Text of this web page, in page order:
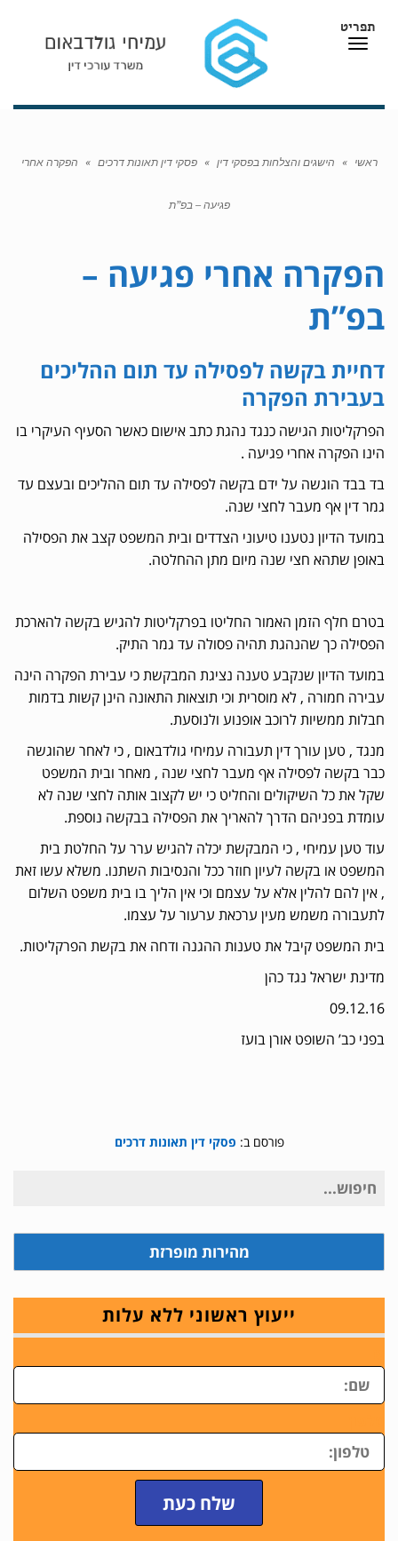
תפריט
תפריט
ראשי » הישגים והצלחות בפסקי דין » פסקי דין תאונות דרכים » הפקרה אחרי
פגיעה – בפ”ת
הפקרה אחרי פגיעה –
בפ”ת
דחיית בקשה לפסילה עד תום ההליכים
בעבירת הפקרה
הפרקליטות הגישה כנגד נהגת כתב אישום כאשר הסעיף העיקרי בו
הינו הפקרה אחרי פגיעה .
בד בבד הוגשה על ידם בקשה לפסילה עד תום ההליכים ובעצם עד
גמר דין אף מעבר לחצי שנה.
במועד הדיון נטענו טיעוני הצדדים ובית המשפט קצב את הפסילה
באופן שתהא חצי שנה מיום מתן ההחלטה.
בטרם חלף הזמן האמור החליטו בפרקליטות להגיש בקשה להארכת
הפסילה כך שהנהגת תהיה פסולה עד גמר התיק.
במועד הדיון שנקבע טענה נציגת המבקשת כי עבירת הפקרה הינה
עבירה חמורה , לא מוסרית וכי תוצאות התאונה הינן קשות בדמות
חבלות ממשיות לרוכב אופנוע ולנוסעת.
מנגד , טען עורך דין תעבורה עמיחי גולדבאום , כי לאחר שהוגשה
כבר בקשה לפסילה אף מעבר לחצי שנה , מאחר ובית המשפט
שקל את כל השיקולים והחליט כי יש לקצוב אותה לחצי שנה לא
עומדת בפניהם הדרך להאריך את הפסילה בבקשה נוספת.
עוד טען עמיחי , כי המבקשת יכלה להגיש ערר על החלטת בית
המשפט או בקשה לעיון חוזר ככל והנסיבות השתנו. משלא עשו זאת
, אין להם להלין אלא על עצמם וכי אין הליך בו בית משפט השלום
לתעבורה משמש מעין ערכאת ערעור על עצמו.
בית המשפט קיבל את טענות ההגנה ודחה את בקשת הפרקליטות.
מדינת ישראל נגד כהן
09.12.16
בפני כב’ השופט אורן בועז
פורסם ב: פסקי דין תאונות דרכים
חיפוש
מהירות מופרזת
ייעוץ ראשוני ללא עלות
שלח כעת